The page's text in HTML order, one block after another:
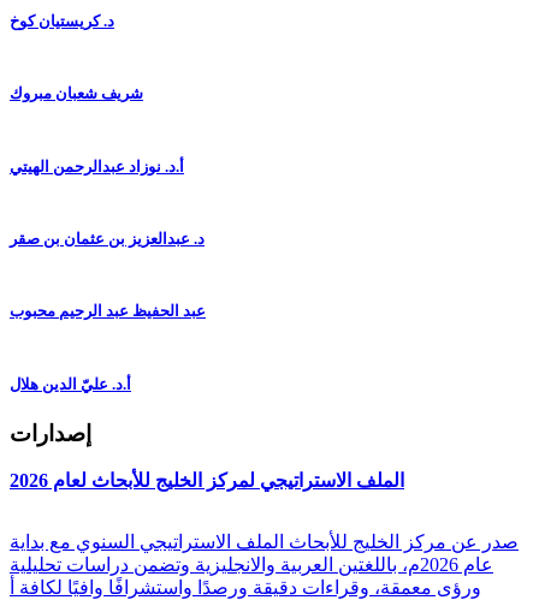
د. كريستيان كوخ
شريف شعبان مبروك
أ.د. نوزاد عبدالرحمن الهيتي
د. عبدالعزيز بن عثمان بن صقر
عبد الحفيظ عبد الرحيم محبوب
أ.د. عليّ الدين هلال
إصدارات
الملف الاستراتيجي لمركز الخليج للأبحاث لعام 2026
صدر عن مركز الخليج للأبحاث الملف الاستراتيجي السنوي مع بداية
عام 2026م، باللغتين العربية والانجليزية وتضمن دراسات تحليلية
ورؤى معمقة، وقراءات دقيقة ورصدًا واستشرافًا وافيًا لكافة أ